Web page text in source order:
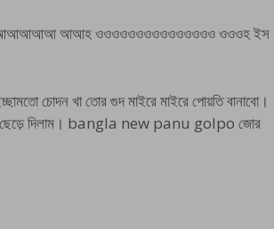
আআহ ওওওওওওওওওওওওওওও ওওওহ ইস
চোদন খা তোর গুদ মাইরে মাইরে পোয়তি বানাবো।
মাল ছেড়ে দিলাম। bangla new panu golpo জোর